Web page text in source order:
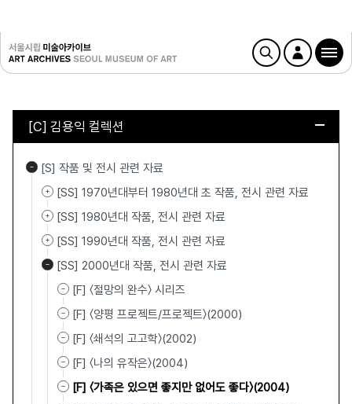
[C] 김용익 컬렉션
[S] 작품 및 전시 관련 자료
[SS] 1970년대부터 1980년대 초 작품, 전시 관련 자료
[SS] 1980년대 작품, 전시 관련 자료
[SS] 1990년대 작품, 전시 관련 자료
[SS] 2000년대 작품, 전시 관련 자료
[F] 〈절망의 완수〉 시리즈
[F] 〈양평 프로젝트/프로젝트〉(2000)
[F] 〈쇄석의 고고학〉(2002)
[F] 〈나의 유작은〉(2004)
[F] 〈가족은 있으면 좋지만 없어도 좋다〉(2004)